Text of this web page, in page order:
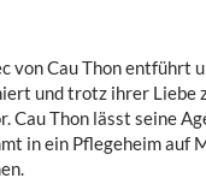
von Cau Thon entführt
und trotz ihrer Liebe
Cau Thon lässt seine
in ein Pflegeheim auf